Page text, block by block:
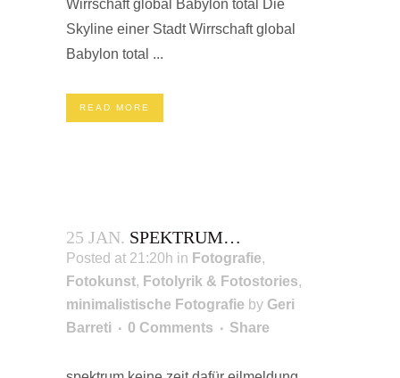
Wirrschaft global Babylon total Die
Skyline einer Stadt Wirrschaft global
Babylon total ...
READ MORE
25 JAN. SPEKTRUM…
Posted at 21:20h in Fotografie,
Fotokunst, Fotolyrik & Fotostories,
minimalistische Fotografie by Geri
Barreti
0 Comments Share